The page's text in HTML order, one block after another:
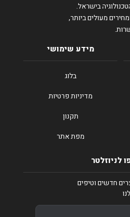
בישראל.
מעולים ביותר,
מידע שימושי
בלוג
מדיניות פרטיות
תקנון
מפת אתר
לניוזלטר
חדשים וטיפים